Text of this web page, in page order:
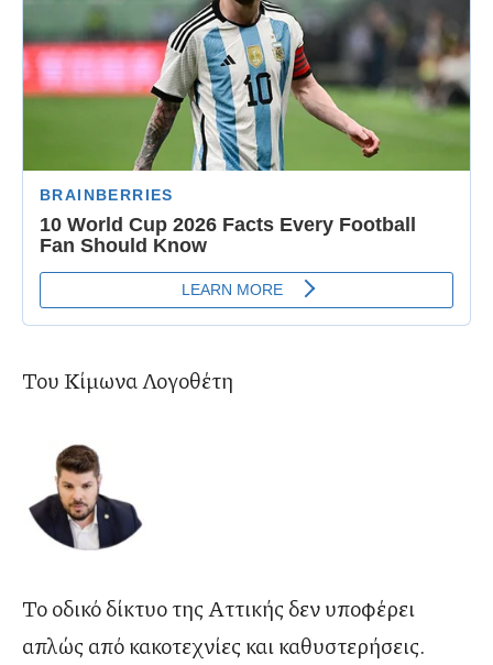
Του Κίμωνα Λογοθέτη
Το οδικό δίκτυο της Αττικής δεν υποφέρει
απλώς από κακοτεχνίες και καθυστερήσεις.